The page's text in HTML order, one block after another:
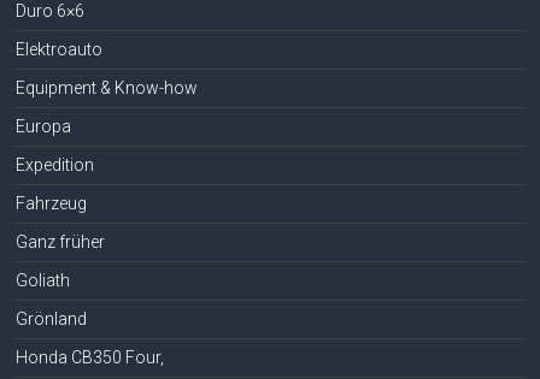
Duro 6×6
Elektroauto
Equipment & Know-how
Europa
Expedition
Fahrzeug
Ganz früher
Goliath
Grönland
Honda CB350 Four,